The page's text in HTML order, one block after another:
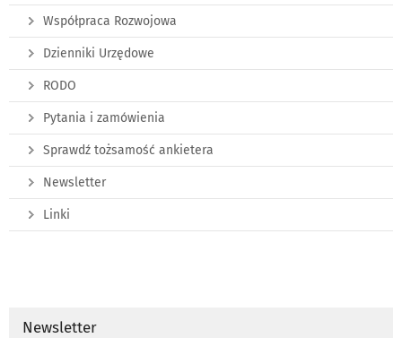
Współpraca Rozwojowa
Dzienniki Urzędowe
RODO
Pytania i zamówienia
Sprawdź tożsamość ankietera
Newsletter
Linki
Newsletter